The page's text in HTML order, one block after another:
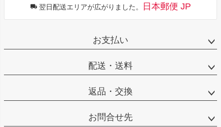
翌日配送エリアが広がりました。 日本郵便 JP
お支払い
配送・送料
返品・交換
お問合せ先